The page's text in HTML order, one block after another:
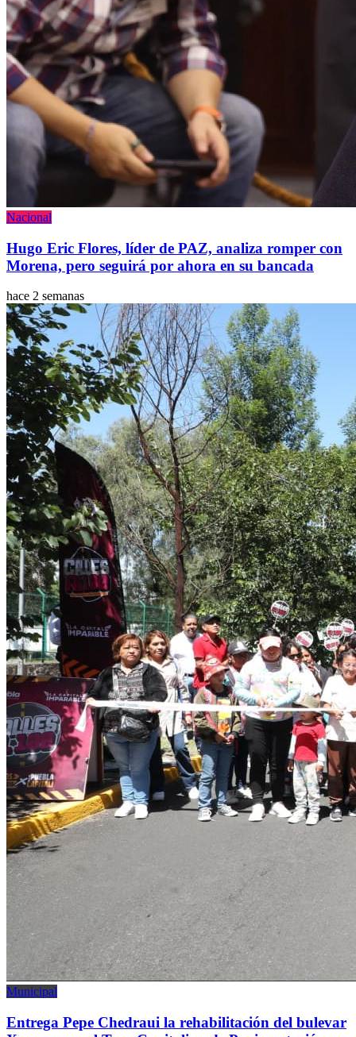
Nacional
Hugo Eric Flores, líder de PAZ, analiza romper con
Morena, pero seguirá por ahora en su bancada
hace 2 semanas
Municipal
Entrega Pepe Chedraui la rehabilitación del bulevar